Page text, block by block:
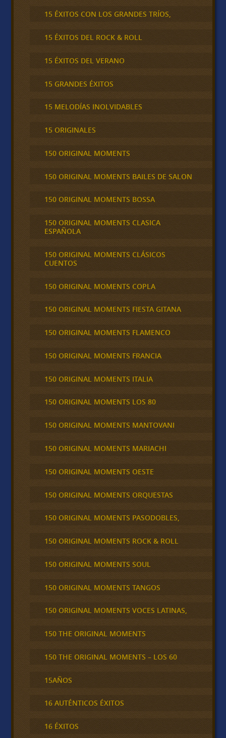
15 ÉXITOS CON LOS GRANDES TRÍOS,
15 ÉXITOS DEL ROCK & ROLL
15 ÉXITOS DEL VERANO
15 GRANDES ÉXITOS
15 MELODÍAS INOLVIDABLES
15 ORIGINALES
150 ORIGINAL MOMENTS
150 ORIGINAL MOMENTS BAILES DE SALON
150 ORIGINAL MOMENTS BOSSA
150 ORIGINAL MOMENTS CLASICA
ESPAÑOLA
150 ORIGINAL MOMENTS CLÁSICOS
CUENTOS
150 ORIGINAL MOMENTS COPLA
150 ORIGINAL MOMENTS FIESTA GITANA
150 ORIGINAL MOMENTS FLAMENCO
150 ORIGINAL MOMENTS FRANCIA
150 ORIGINAL MOMENTS ITALIA
150 ORIGINAL MOMENTS LOS 80
150 ORIGINAL MOMENTS MANTOVANI
150 ORIGINAL MOMENTS MARIACHI
150 ORIGINAL MOMENTS OESTE
150 ORIGINAL MOMENTS ORQUESTAS
150 ORIGINAL MOMENTS PASODOBLES,
150 ORIGINAL MOMENTS ROCK & ROLL
150 ORIGINAL MOMENTS SOUL
150 ORIGINAL MOMENTS TANGOS
150 ORIGINAL MOMENTS VOCES LATINAS,
150 THE ORIGINAL MOMENTS
150 THE ORIGINAL MOMENTS – LOS 60
15AÑOS
16 AUTÉNTICOS ÉXITOS
16 ÉXITOS